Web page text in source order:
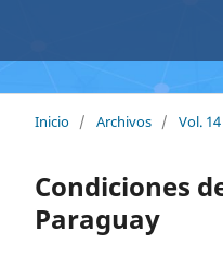
Inicio / Archivos / Vol.
Condiciones
Paraguay